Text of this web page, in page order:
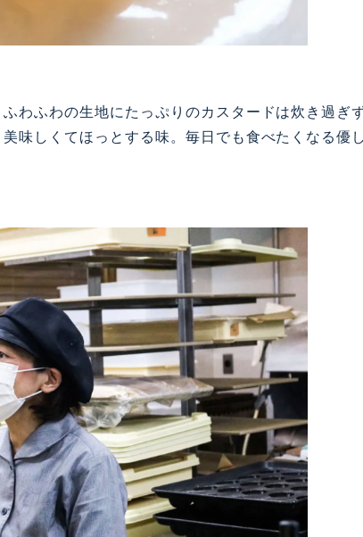
わふわの生地にたっぷりのカスタードは炊き過ぎ
味しくてほっとする味。毎日でも食べたくなる優し